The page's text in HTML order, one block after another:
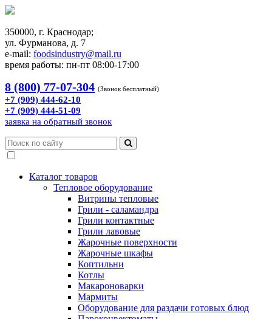
350000, г. Краснодар;
ул. Фурманова, д. 7
e-mail: foodsindustry@mail.ru
время работы: пн-пт 08:00-17:00
8 (800) 77-07-304 (Звонок бесплатный)
+7 (909) 444-62-10
+7 (909) 444-51-09
заявка на обратный звонок
Каталог товаров
Тепловое оборудование
Витрины тепловые
Грили - саламандра
Грили контактные
Грили лавовые
Жарочные поверхности
Жарочные шкафы
Коптильни
Котлы
Макароноварки
Мармиты
Оборудование для раздачи готовых блюд